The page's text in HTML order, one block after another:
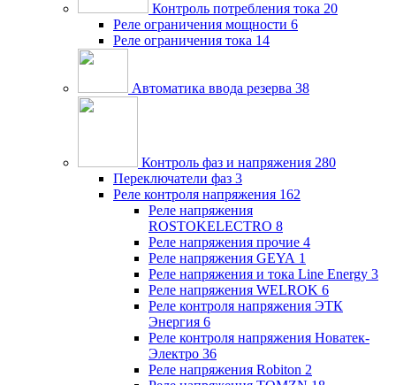
Контроль потребления тока 20
Реле ограничения мощности 6
Реле ограничения тока 14
Автоматика ввода резерва 38
Контроль фаз и напряжения 280
Переключатели фаз 3
Реле контроля напряжения 162
Реле напряжения
ROSTOKELECTRO 8
Реле напряжения прочие 4
Реле напряжения GEYA 1
Реле напряжения и тока Line Energy 3
Реле напряжения WELROK 6
Реле контроля напряжения ЭТК
Энергия 6
Реле контроля напряжения Новатек-
Электро 36
Реле напряжения Robiton 2